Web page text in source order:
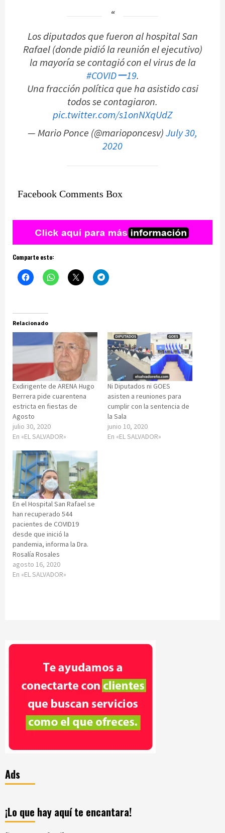
Los diputados que fueron al hospital San
Rafael (donde pidió la reunión el ejecutivo)
la mayoría se contagió con el virus de la
#COVIDー19.
Una fracción política que ha asistido casi
todos se contagiaron.
pic.twitter.com/s1onNXqUdZ
— Mario Ponce (@marioponcesv)July 30,
2020
Facebook Comments Box
Comparte esto:
Relacionado
Exdirigente de ARENA Hugo
Berrera pide cuarentena
estricta en fiestas de
Agosto
julio 30, 2020
En «EL SALVADOR»
Ni Diputados ni GOES
asisten a reuniones para
cumplir con la sentencia de
la Sala
junio 10, 2020
En «EL SALVADOR»
En el Hospital San Rafael se
han recuperado 544
pacientes de COVID19
desde que inició la
pandemia, informa la Dra.
Rosalía Rosales
agosto 16, 2020
En «EL SALVADOR»
Ads
¡Lo que hay aquí te encantara!